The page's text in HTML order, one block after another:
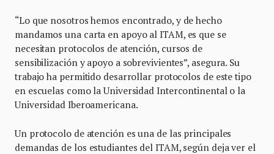
“Lo que nosotros hemos encontrado, y de hecho
mandamos una carta en apoyo al ITAM, es que se
necesitan protocolos de atención, cursos de
sensibilización y apoyo a sobrevivientes”, asegura. Su
trabajo ha permitido desarrollar protocolos de este tipo
en escuelas como la Universidad Intercontinental o la
Universidad Iberoamericana.
Un protocolo de atención es una de las principales
demandas de los estudiantes del ITAM, según deja ver el